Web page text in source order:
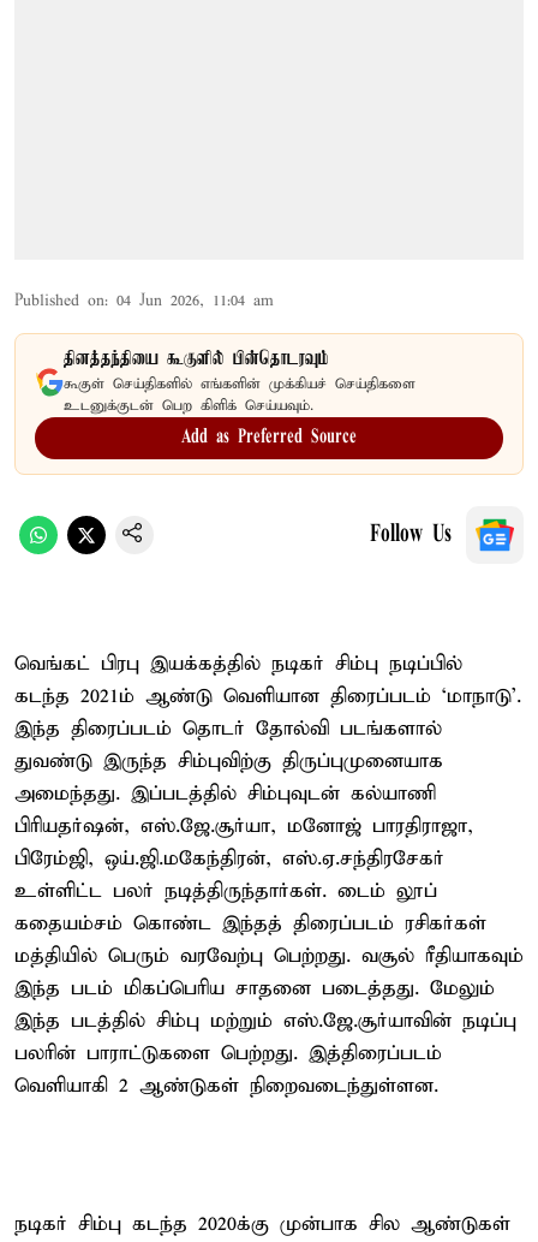
Published on: 04 Jun 2026, 11:04 am
தினத்தந்தியை கூகுளில் பின்தொடரவும்
கூகுள் செய்திகளில் எங்களின் முக்கியச் செய்திகளை
உடனுக்குடன் பெற கிளிக் செய்யவும்.
Add as Preferred Source
Follow Us
வெங்கட் பிரபு இயக்கத்தில் நடிகர் சிம்பு நடிப்பில்
கடந்த 2021ம் ஆண்டு வெளியான திரைப்படம் ‘மாநாடு’.
இந்த திரைப்படம் தொடர் தோல்வி படங்களால்
துவண்டு இருந்த சிம்புவிற்கு திருப்புமுனையாக
அமைந்தது. இப்படத்தில் சிம்புவுடன் கல்யாணி
பிரியதர்ஷன், எஸ்.ஜே.சூர்யா, மனோஜ் பாரதிராஜா,
பிரேம்ஜி, ஒய்.ஜி.மகேந்திரன், எஸ்.ஏ.சந்திரசேகர்
உள்ளிட்ட பலர் நடித்திருந்தார்கள். டைம் லூப்
கதையம்சம் கொண்ட இந்தத் திரைப்படம் ரசிகர்கள்
மத்தியில் பெரும் வரவேற்பு பெற்றது. வசூல் ரீதியாகவும்
இந்த படம் மிகப்பெரிய சாதனை படைத்தது. மேலும்
இந்த படத்தில் சிம்பு மற்றும் எஸ்.ஜே.சூர்யாவின் நடிப்பு
பலரின் பாராட்டுகளை பெற்றது. இத்திரைப்படம்
வெளியாகி 2 ஆண்டுகள் நிறைவடைந்துள்ளன.
நடிகர் சிம்பு கடந்த 2020க்கு முன்பாக சில ஆண்டுகள்